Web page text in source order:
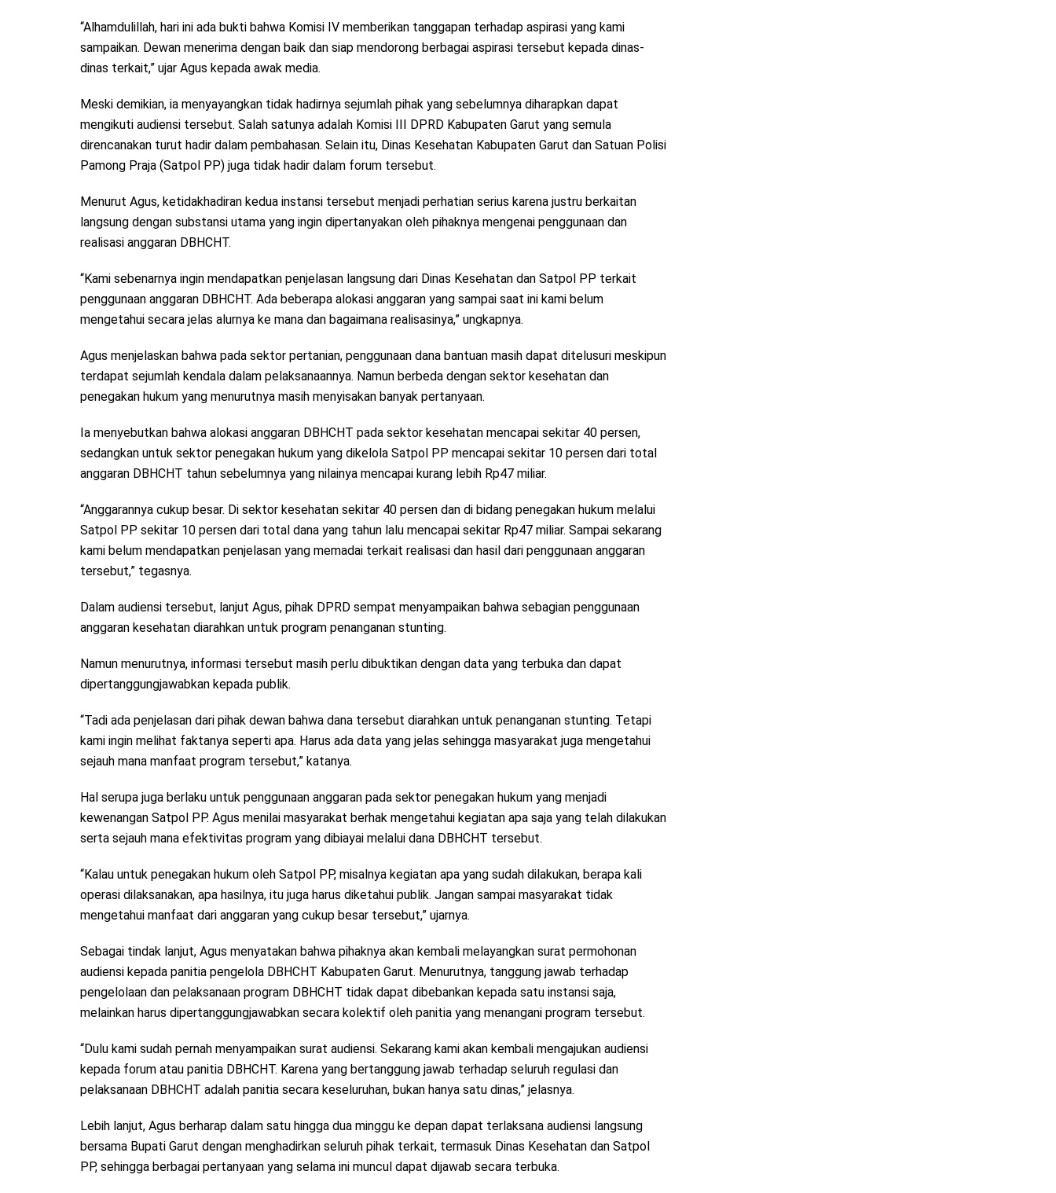
“Alhamdulillah, hari ini ada bukti bahwa Komisi IV memberikan tanggapan terhadap aspirasi yang kami
sampaikan. Dewan menerima dengan baik dan siap mendorong berbagai aspirasi tersebut kepada dinas-
dinas terkait,” ujar Agus kepada awak media.
Meski demikian, ia menyayangkan tidak hadirnya sejumlah pihak yang sebelumnya diharapkan dapat
mengikuti audiensi tersebut. Salah satunya adalah Komisi III DPRD Kabupaten Garut yang semula
direncanakan turut hadir dalam pembahasan. Selain itu, Dinas Kesehatan Kabupaten Garut dan Satuan Polisi
Pamong Praja (Satpol PP) juga tidak hadir dalam forum tersebut.
Menurut Agus, ketidakhadiran kedua instansi tersebut menjadi perhatian serius karena justru berkaitan
langsung dengan substansi utama yang ingin dipertanyakan oleh pihaknya mengenai penggunaan dan
realisasi anggaran DBHCHT.
“Kami sebenarnya ingin mendapatkan penjelasan langsung dari Dinas Kesehatan dan Satpol PP terkait
penggunaan anggaran DBHCHT. Ada beberapa alokasi anggaran yang sampai saat ini kami belum
mengetahui secara jelas alurnya ke mana dan bagaimana realisasinya,” ungkapnya.
Agus menjelaskan bahwa pada sektor pertanian, penggunaan dana bantuan masih dapat ditelusuri meskipun
terdapat sejumlah kendala dalam pelaksanaannya. Namun berbeda dengan sektor kesehatan dan
penegakan hukum yang menurutnya masih menyisakan banyak pertanyaan.
Ia menyebutkan bahwa alokasi anggaran DBHCHT pada sektor kesehatan mencapai sekitar 40 persen,
sedangkan untuk sektor penegakan hukum yang dikelola Satpol PP mencapai sekitar 10 persen dari total
anggaran DBHCHT tahun sebelumnya yang nilainya mencapai kurang lebih Rp47 miliar.
“Anggarannya cukup besar. Di sektor kesehatan sekitar 40 persen dan di bidang penegakan hukum melalui
Satpol PP sekitar 10 persen dari total dana yang tahun lalu mencapai sekitar Rp47 miliar. Sampai sekarang
kami belum mendapatkan penjelasan yang memadai terkait realisasi dan hasil dari penggunaan anggaran
tersebut,” tegasnya.
Dalam audiensi tersebut, lanjut Agus, pihak DPRD sempat menyampaikan bahwa sebagian penggunaan
anggaran kesehatan diarahkan untuk program penanganan stunting.
Namun menurutnya, informasi tersebut masih perlu dibuktikan dengan data yang terbuka dan dapat
dipertanggungjawabkan kepada publik.
“Tadi ada penjelasan dari pihak dewan bahwa dana tersebut diarahkan untuk penanganan stunting. Tetapi
kami ingin melihat faktanya seperti apa. Harus ada data yang jelas sehingga masyarakat juga mengetahui
sejauh mana manfaat program tersebut,” katanya.
Hal serupa juga berlaku untuk penggunaan anggaran pada sektor penegakan hukum yang menjadi
kewenangan Satpol PP. Agus menilai masyarakat berhak mengetahui kegiatan apa saja yang telah dilakukan
serta sejauh mana efektivitas program yang dibiayai melalui dana DBHCHT tersebut.
“Kalau untuk penegakan hukum oleh Satpol PP, misalnya kegiatan apa yang sudah dilakukan, berapa kali
operasi dilaksanakan, apa hasilnya, itu juga harus diketahui publik. Jangan sampai masyarakat tidak
mengetahui manfaat dari anggaran yang cukup besar tersebut,” ujarnya.
Sebagai tindak lanjut, Agus menyatakan bahwa pihaknya akan kembali melayangkan surat permohonan
audiensi kepada panitia pengelola DBHCHT Kabupaten Garut. Menurutnya, tanggung jawab terhadap
pengelolaan dan pelaksanaan program DBHCHT tidak dapat dibebankan kepada satu instansi saja,
melainkan harus dipertanggungjawabkan secara kolektif oleh panitia yang menangani program tersebut.
“Dulu kami sudah pernah menyampaikan surat audiensi. Sekarang kami akan kembali mengajukan audiensi
kepada forum atau panitia DBHCHT. Karena yang bertanggung jawab terhadap seluruh regulasi dan
pelaksanaan DBHCHT adalah panitia secara keseluruhan, bukan hanya satu dinas,” jelasnya.
Lebih lanjut, Agus berharap dalam satu hingga dua minggu ke depan dapat terlaksana audiensi langsung
bersama Bupati Garut dengan menghadirkan seluruh pihak terkait, termasuk Dinas Kesehatan dan Satpol
PP, sehingga berbagai pertanyaan yang selama ini muncul dapat dijawab secara terbuka.